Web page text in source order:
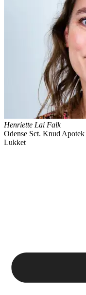
Henriette Lai Falk
Odense Sct. Knud Apotek
Lukket